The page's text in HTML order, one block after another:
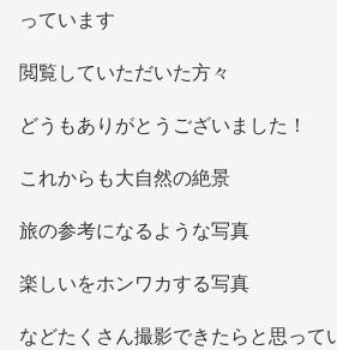
っています
閲覧していただいた方々
どうもありがとうございました！
これからも大自然の絶景
旅の参考になるような写真
楽しいをホンワカする写真
などたくさん撮影できたらと思って